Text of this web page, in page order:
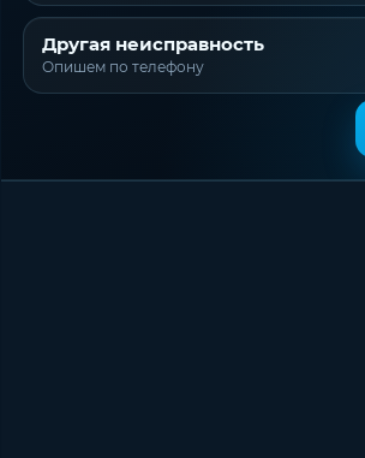
Другая неисправность
Опишем по телефону